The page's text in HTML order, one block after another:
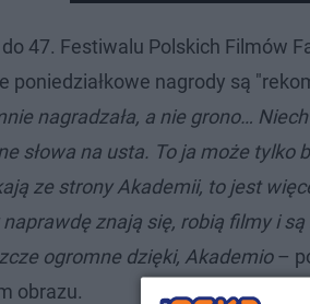
47. Festiwalu Polskich Filmów
poniedziałkowe nagrody są
nagradzała, a nie grono…
słowa na usta. To ja może
ze strony Akademii, to jest
znają się, robią filmy i
ogromne dzięki, Akademio–
obrazu.